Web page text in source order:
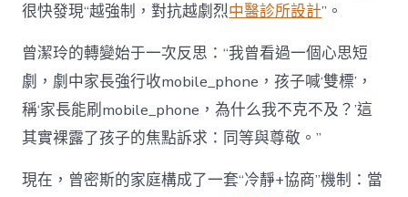
很快發現“越強制，對抗越劇烈中醫診所設計”。
曾潔玲的轉變始于一次反思：“我曾看過一個心思短
劇，劇中家長強行收mobile_phone，孩子喊‘雙標’，
稱‘家長能刷mobile_phone，為什么我不克不及？’這
其實裸露了孩子的焦點訴求：同等與尊敬。”
現在，曾密斯的家庭構成了一套“冷靜+協商”機制：當